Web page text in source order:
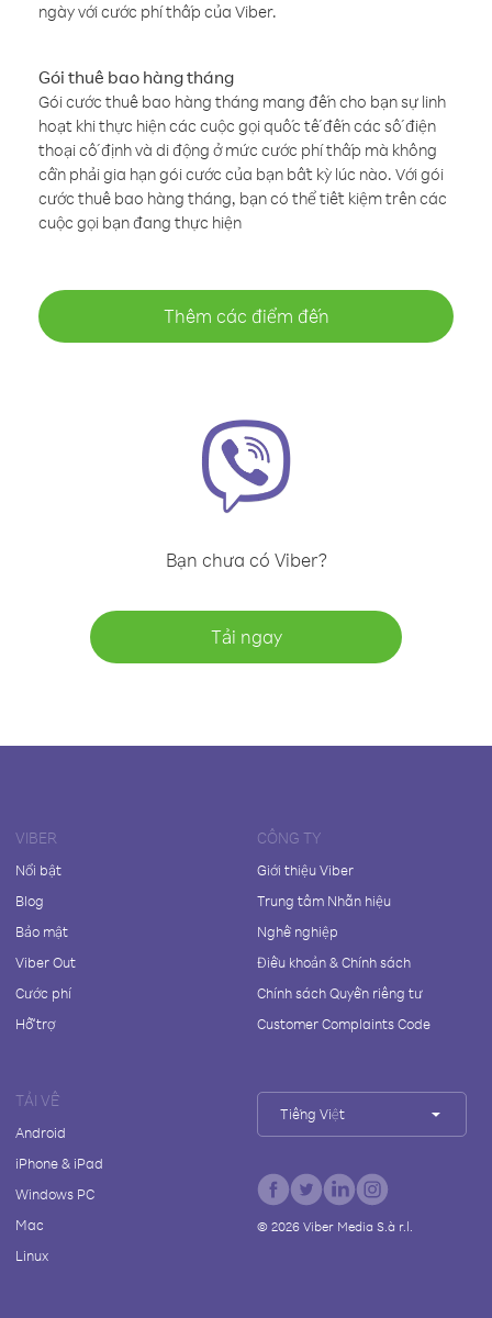
ngày với cước phí thấp của Viber.
Gói thuê bao hàng tháng
Gói cước thuê bao hàng tháng mang đến cho bạn sự linh
hoạt khi thực hiện các cuộc gọi quốc tế đến các số điện
thoại cố định và di động ở mức cước phí thấp mà không
cần phải gia hạn gói cước của bạn bất kỳ lúc nào. Với gói
cước thuê bao hàng tháng, bạn có thể tiết kiệm trên các
cuộc gọi bạn đang thực hiện
Thêm các điểm đến
Bạn chưa có Viber?
Tải ngay
VIBER
Nổi bật
Blog
Bảo mật
Viber Out
Cước phí
Hỗ trợ
CÔNG TY
Giới thiệu Viber
Trung tâm Nhãn hiệu
Nghề nghiệp
Điều khoản & Chính sách
Chính sách Quyền riêng tư
Customer Complaints Code
TẢI VỀ
Android
iPhone & iPad
Windows PC
Mac
Linux
Tiếng Việt
© 2026Viber Media S.à r.l.